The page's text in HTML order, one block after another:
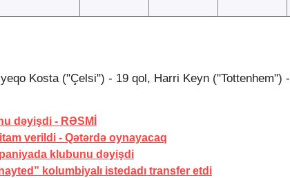
Kosta ("Çelsi") - 19 qol, Harri Keyn ("Tottenhem") -
dəyişdi - RƏSMİ
verildi - Qətərdə oynayacaq
klubunu dəyişdi
kolumbiyalı istedadı transfer etdi